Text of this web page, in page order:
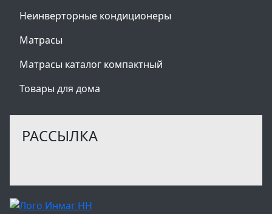
Неинверторные кондиционеры
Матрасы
Матрасы каталог компактный
Товары для дома
РАССЫЛКА